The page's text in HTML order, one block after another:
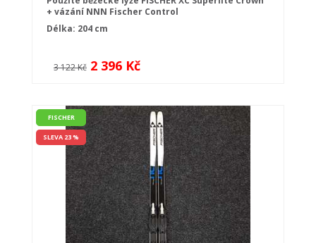
+ vázání NNN Fischer Control
Délka: 204 cm
3 122 Kč 2 396 Kč
FISCHER
SLEVA 23 %